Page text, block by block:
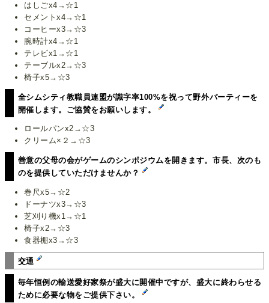
はしごx4→☆1
セメントx4→☆1
コーヒーx3→☆3
腕時計x4→☆1
テレビx1→☆1
テーブルx2→☆3
椅子x5→☆3
全シムシティ教職員連盟が識字率100%を祝って野外パーティーを
開催します。ご協賛をお願いします。
ロールパンx2→☆3
クリーム×２→☆3
善意の父母の会がゲームのシンポジウムを開きます。市長、次のも
のを提供していただけませんか？
巻尺x5→☆2
ドーナツx3→☆3
芝刈り機x1→☆1
椅子x2→☆3
食器棚x3→☆3
交通
毎年恒例の輸送愛好家祭が盛大に開催中ですが、盛大に終わらせる
ために必要な物をご提供下さい。